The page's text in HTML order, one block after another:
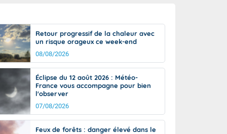
de
Phénomènes dangereux de J+2 à J+7
Avertissement pluies intenses à l'échelle
des communes (Apic)
Bulletins Marine
Bulletins d'estimation du risque
d'avalanche
Météo des forêts
Vigicrues
Retour progressif de la chaleur avec
un risque orageux ce week-end
08/08/2026
Éclipse du 12 août 2026 : Météo-
France vous accompagne pour bien
l'observer
07/08/2026
Feux de forêts : danger élevé dans le